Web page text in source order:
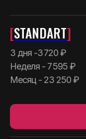
[STANDART]
3 дня -3 720 ₽
Неделя - 7 595 ₽
Месяц - 23 250 ₽